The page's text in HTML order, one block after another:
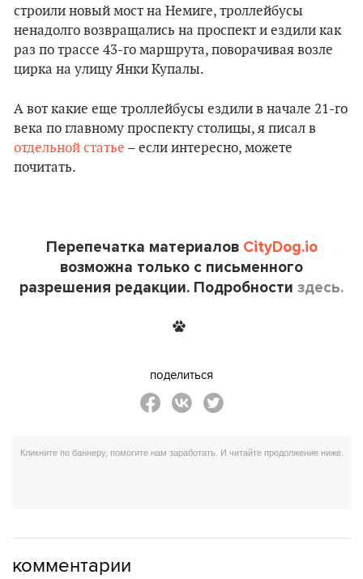
строили новый мост на Немиге, троллейбусы
ненадолго возвращались на проспект и ездили как
раз по трассе 43-го маршрута, поворачивая возле
цирка на улицу Янки Купалы.
А вот какие еще троллейбусы ездили в начале 21-го
века по главному проспекту столицы, я писал в
отдельной статье – если интересно, можете
почитать.
Перепечатка материалов CityDog.io
возможна только с письменного
разрешения редакции. Подробности здесь.
поделиться
комментарии